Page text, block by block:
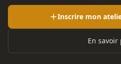
Inscrire mon
En savoir